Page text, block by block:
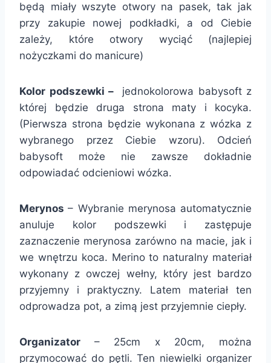
będą miały wszyte otwory na pasek, tak jak
przy zakupie nowej podkładki, a od Ciebie
zależy, które otwory wyciąć (najlepiej
nożyczkami do manicure)
Kolor podszewki –
jednokolorowa babysoft z
której będzie druga strona maty i kocyka.
(Pierwsza strona będzie wykonana z wózka z
wybranego przez Ciebie wzoru). Odcień
babysoft może nie zawsze dokładnie
odpowiadać odcieniowi wózka.
Merynos– Wybranie merynosa automatycznie
anuluje kolor podszewki i zastępuje
zaznaczenie merynosa zarówno na macie, jak i
we wnętrzu koca. Merino to naturalny materiał
wykonany z owczej wełny, który jest bardzo
przyjemny i praktyczny. Latem materiał ten
odprowadza pot, a zimą jest przyjemnie ciepły.
Organizator – 25cm x 20cm, można
przymocować do pętli. Ten niewielki organizer